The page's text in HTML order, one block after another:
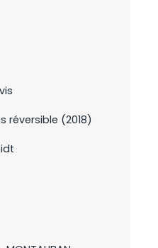
réversible (2018)